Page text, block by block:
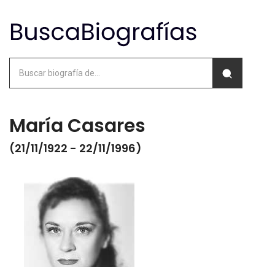
María Casares
(21/11/1922 - 22/11/1996)